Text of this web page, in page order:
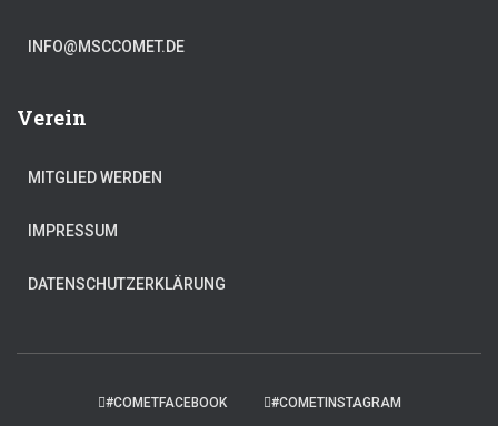
INFO@MSCCOMET.DE
Verein
MITGLIED WERDEN
IMPRESSUM
DATENSCHUTZERKLÄRUNG
#COMETFACEBOOK #COMETINSTAGRAM